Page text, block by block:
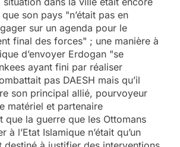
son pays "n’était pas en
sur un agenda pour le
final des forces" ; une manière à
d’envoyer Erdogan "se
ayant fini par réaliser
pas DAESH mais qu’il
son principal allié, pourvoyeur
matériel et partenaire
que la guerre que les Ottomans
à l’Etat Islamique n’était qu’un